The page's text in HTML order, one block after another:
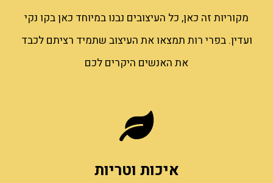
מקוריות זה כאן, כל העיצובים נבנו במיוחד כאן בקו נקי
ועדין. בפרי רות תמצאו את העיצוב שתמיד רציתם לכבד
את האנשים היקרים לכם
איכות וטריות